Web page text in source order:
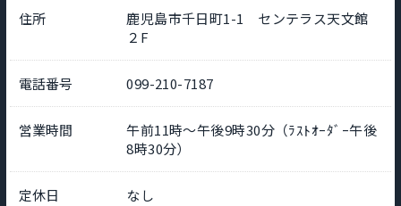
住所
鹿児島市千日町1-1 センテラス天文館
２F
電話番号 099-210-7187
営業時間
午前11時～午後9時30分（ﾗｽﾄｵｰﾀﾞｰ午後
8時30分）
定休日 なし